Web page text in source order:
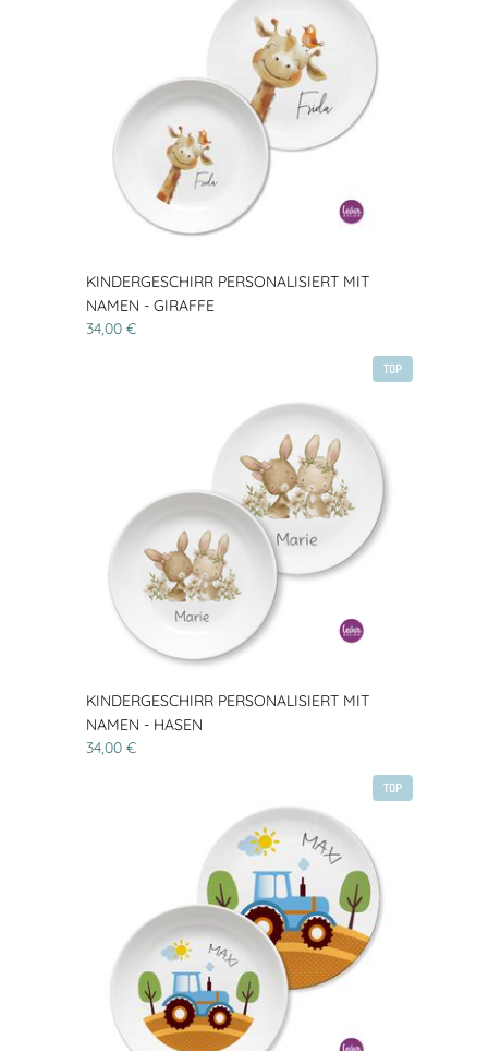
KINDERGESCHIRR PERSONALISIERT MIT
NAMEN - GIRAFFE
34,00 €
TOP
KINDERGESCHIRR PERSONALISIERT MIT
NAMEN - HASEN
34,00 €
TOP